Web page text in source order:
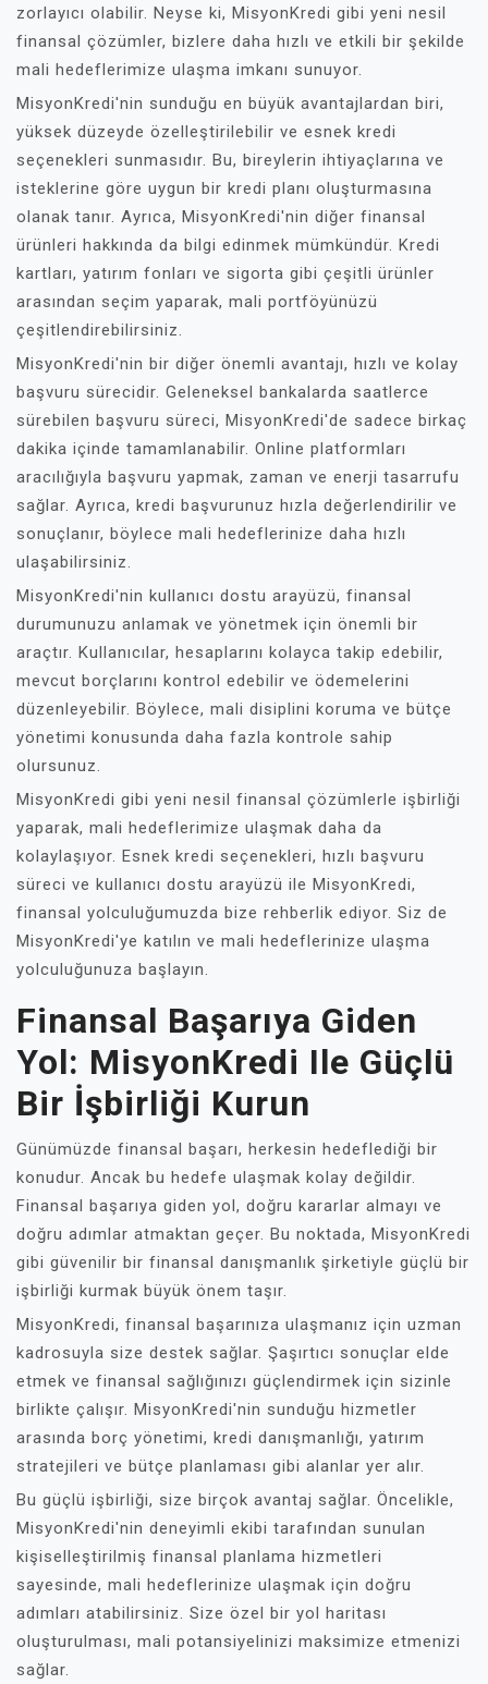
zorlayıcı olabilir. Neyse ki, MisyonKredi gibi yeni nesil
finansal çözümler, bizlere daha hızlı ve etkili bir şekilde
mali hedeflerimize ulaşma imkanı sunuyor.
MisyonKredi'nin sunduğu en büyük avantajlardan biri,
yüksek düzeyde özelleştirilebilir ve esnek kredi
seçenekleri sunmasıdır. Bu, bireylerin ihtiyaçlarına ve
isteklerine göre uygun bir kredi planı oluşturmasına
olanak tanır. Ayrıca, MisyonKredi'nin diğer finansal
ürünleri hakkında da bilgi edinmek mümkündür. Kredi
kartları, yatırım fonları ve sigorta gibi çeşitli ürünler
arasından seçim yaparak, mali portföyünüzü
çeşitlendirebilirsiniz.
MisyonKredi'nin bir diğer önemli avantajı, hızlı ve kolay
başvuru sürecidir. Geleneksel bankalarda saatlerce
sürebilen başvuru süreci, MisyonKredi'de sadece birkaç
dakika içinde tamamlanabilir. Online platformları
aracılığıyla başvuru yapmak, zaman ve enerji tasarrufu
sağlar. Ayrıca, kredi başvurunuz hızla değerlendirilir ve
sonuçlanır, böylece mali hedeflerinize daha hızlı
ulaşabilirsiniz.
MisyonKredi'nin kullanıcı dostu arayüzü, finansal
durumunuzu anlamak ve yönetmek için önemli bir
araçtır. Kullanıcılar, hesaplarını kolayca takip edebilir,
mevcut borçlarını kontrol edebilir ve ödemelerini
düzenleyebilir. Böylece, mali disiplini koruma ve bütçe
yönetimi konusunda daha fazla kontrole sahip
olursunuz.
MisyonKredi gibi yeni nesil finansal çözümlerle işbirliği
yaparak, mali hedeflerimize ulaşmak daha da
kolaylaşıyor. Esnek kredi seçenekleri, hızlı başvuru
süreci ve kullanıcı dostu arayüzü ile MisyonKredi,
finansal yolculuğumuzda bize rehberlik ediyor. Siz de
MisyonKredi'ye katılın ve mali hedeflerinize ulaşma
yolculuğunuza başlayın.
Finansal Başarıya Giden
Yol: MisyonKredi Ile Güçlü
Bir İşbirliği Kurun
Günümüzde finansal başarı, herkesin hedeflediği bir
konudur. Ancak bu hedefe ulaşmak kolay değildir.
Finansal başarıya giden yol, doğru kararlar almayı ve
doğru adımlar atmaktan geçer. Bu noktada, MisyonKredi
gibi güvenilir bir finansal danışmanlık şirketiyle güçlü bir
işbirliği kurmak büyük önem taşır.
MisyonKredi, finansal başarınıza ulaşmanız için uzman
kadrosuyla size destek sağlar. Şaşırtıcı sonuçlar elde
etmek ve finansal sağlığınızı güçlendirmek için sizinle
birlikte çalışır. MisyonKredi'nin sunduğu hizmetler
arasında borç yönetimi, kredi danışmanlığı, yatırım
stratejileri ve bütçe planlaması gibi alanlar yer alır.
Bu güçlü işbirliği, size birçok avantaj sağlar. Öncelikle,
MisyonKredi'nin deneyimli ekibi tarafından sunulan
kişiselleştirilmiş finansal planlama hizmetleri
sayesinde, mali hedeflerinize ulaşmak için doğru
adımları atabilirsiniz. Size özel bir yol haritası
oluşturulması, mali potansiyelinizi maksimize etmenizi
sağlar.